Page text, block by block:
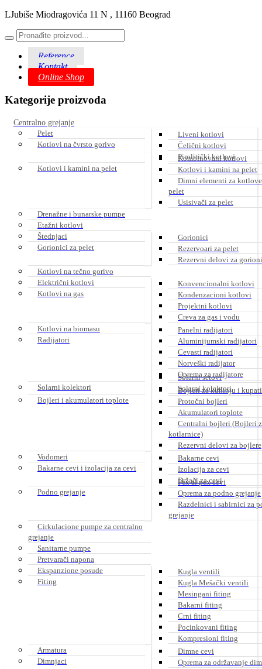
LJubiše Miodragovića 11 N , 11160 Beograd
Reference
Kontakt
Online Shop
Kategorije proizvoda
Centralno grejanje
Pelet
Kotlovi na čvrsto gorivo
Liveni kotlovi
Čelični kotlovi
Pirolitički kotlovi
Kotlovi i kamini na pelet
Kombinovani kotlovi
Kotlovi i kamini na pelet
Dimni elementi za
pelet
Usisivači za pelet
Drenažne i bunarske pumpe
Etažni kotlovi
Štednjaci
Gorionici za pelet
Gorionici
Rezervoari za pelet
Rezervni delovi za
Kotlovi na tečno gorivo
Električni kotlovi
Kotlovi na gas
Konvencionalni kotlovi
Kondenzacioni kotlovi
Projektni kotlovi
Creva za gas i vodu
Kotlovi na biomasu
Radijatori
Panelni radijatori
Aluminijumski radijatori
Cevasti radijatori
Norveški radijator
Oprema za radijatore
Solarni kolektori
Solarni setovi
Solarni kolektori
Bojleri i akumulatori toplote
Bojleri za kuhinju i
Protočni bojleri
Akumulatori toplote
Centralni bojleri (Bojleri
kotlarnice)
Rezervni delovi za bojlere
Vodomeri
Bakarne cevi i izolacija za cevi
Bakarne cevi
Izolacija za cevi
Držači za cevi
Podno grejanje
Pex al pex cevi
Oprema za podno grejanje
Razdelnici i sabirnici za
grejanje
Cirkulacione pumpe za centralno
grejanje
Sanitarne pumpe
Pretvarači napona
Ekspanzione posude
Fiting
Kugla ventili
Kugla Mešački ventili
Mesingani fiting
Bakarni fiting
Crni fiting
Pocinkovani fiting
Kompresioni fiting
Armatura
Dimnjaci
Dimne cevi
Oprema za održavanje